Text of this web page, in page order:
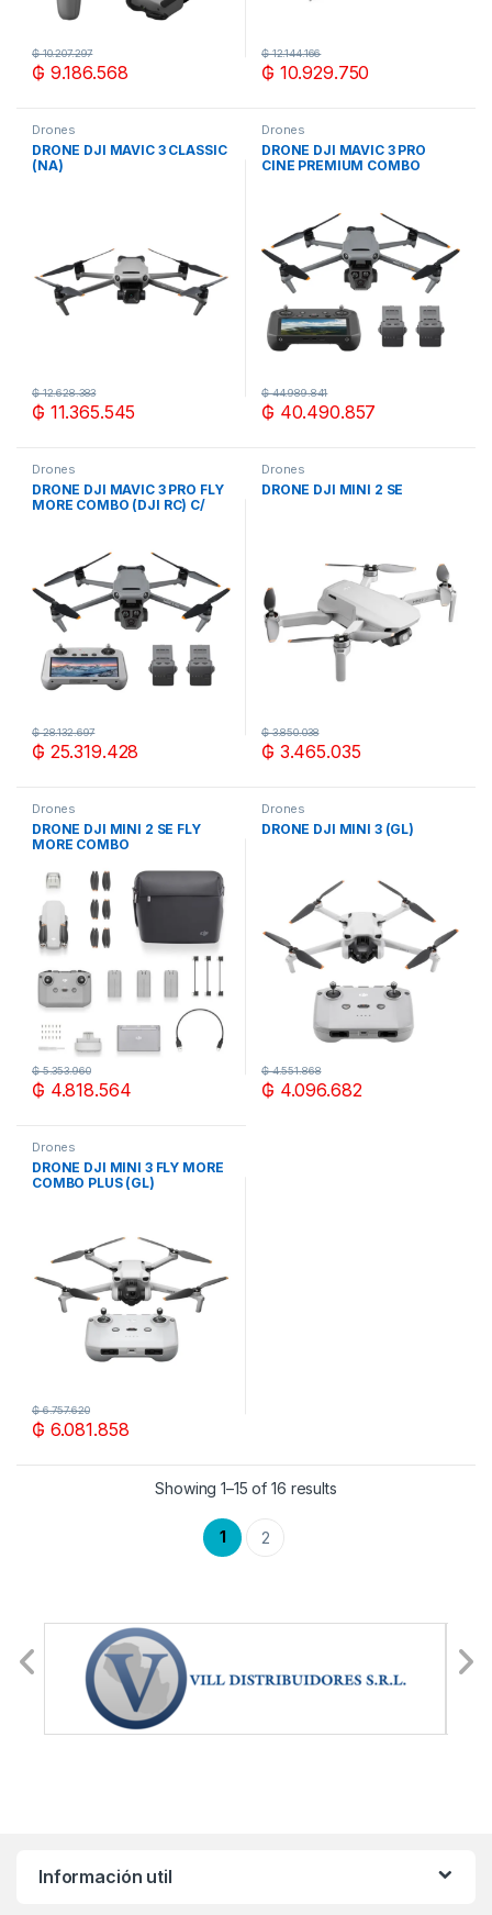
₲ 9.186.568
₲10.207.297
₲ 10.929.750
₲12.144.166
Drones
DRONE DJI MAVIC 3 CLASSIC
(NA)
₲ 11.365.545
₲12.628.383
Drones
DRONE DJI MAVIC 3 PRO
CINE PREMIUM COMBO
₲ 40.490.857
₲44.989.841
Drones
DRONE DJI MAVIC 3 PRO FLY
MORE COMBO (DJI RC) C/
₲ 25.319.428
₲28.132.697
Drones
DRONE DJI MINI 2 SE
₲ 3.465.035
₲3.850.038
Drones
DRONE DJI MINI 2 SE FLY
MORE COMBO
₲ 4.818.564
₲5.353.960
Drones
DRONE DJI MINI 3 (GL)
₲ 4.096.682
₲4.551.868
Drones
DRONE DJI MINI 3 FLY MORE
COMBO PLUS (GL)
₲ 6.081.858
₲6.757.620
Showing 1–15 of 16 results
1 2
Información util